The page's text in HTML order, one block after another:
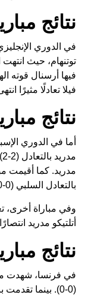
نتائج
في الدوري
فيها أرسنال قوته
فيلا تعادلًا مثيرًا انتهى
نتائج
أما في الدوري
مدريد. كما أقيمت
بالتعادل السلبي (0-0).
أتلتيكو مدريد
نتائج
في فرنسا، شهدت